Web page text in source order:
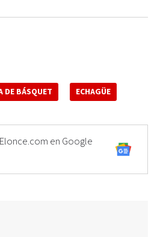
DE BÁSQUET ECHAGÜE
en Google